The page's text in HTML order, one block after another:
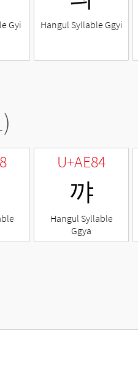
Gyi Hangul Syllable Ggyi
U+AE84
꺄
Hangul Syllable
Ggya